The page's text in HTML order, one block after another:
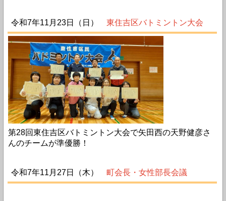
令和7年11月23日（日） 東住吉区バトミントン大会
第28回東住吉区バトミントン大会で矢田西の天野健彦さ
んのチームが準優勝！
令和7年11月27日（木） 町会長・女性部長会議